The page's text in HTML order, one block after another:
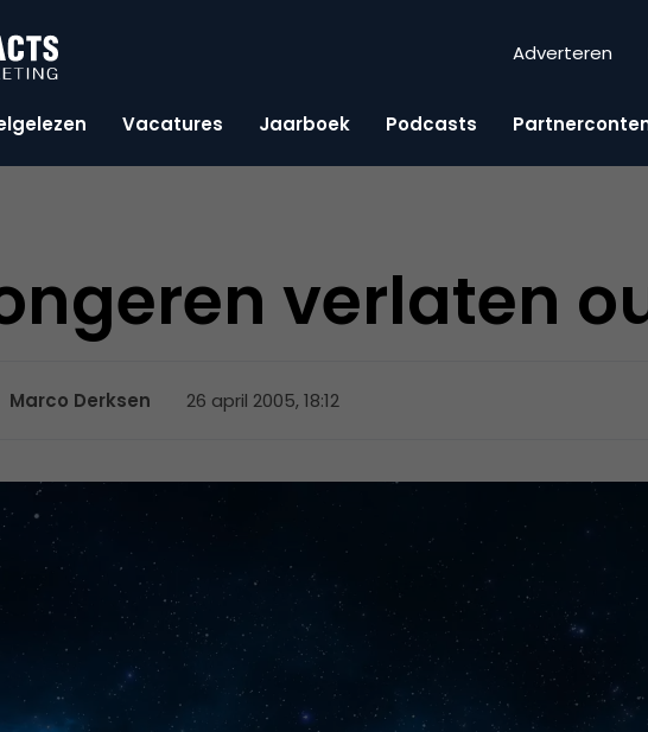
Adverteren
Vacatures Jaarboek Podcasts
verlaten
Marco Derksen 26 april 2005, 18:12